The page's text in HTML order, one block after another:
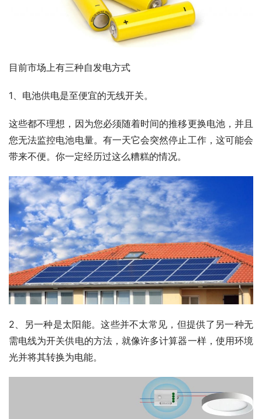
目前市场上有三种自发电方式
1、电池供电是至便宜的无线开关。
这些都不理想，因为您必须随着时间的推移更换电池，并且
您无法监控电池电量。有一天它会突然停止工作，这可能会
带来不便。你一定经历过这么糟糕的情况。
2、另一种是太阳能。这些并不太常见，但提供了另一种无
需电线为开关供电的方法，就像许多计算器一样，使用环境
光并将其转换为电能。